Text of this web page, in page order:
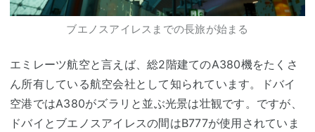
ブエノスアイレスまでの長旅が始まる
エミレーツ航空と言えば、総2階建てのA380機をたくさ
ん所有している航空会社として知られています。ドバイ
空港ではA380がズラリと並ぶ光景は壮観です。ですが、
ドバイとブエノスアイレスの間はB777が使用されていま